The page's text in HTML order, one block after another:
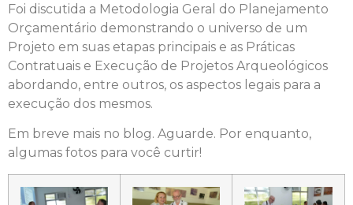
Foi discutida a Metodologia Geral do Planejamento
Orçamentário demonstrando o universo de um
Projeto em suas etapas principais e as Práticas
Contratuais e Execução de Projetos Arqueológicos
abordando, entre outros, os aspectos legais para a
execução dos mesmos.
Em breve mais no blog. Aguarde. Por enquanto,
algumas fotos para você curtir!